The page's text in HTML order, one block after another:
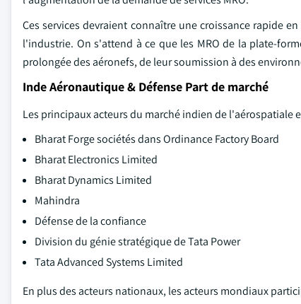
Ces services devraient connaître une croissance rapide
l'industrie. On s'attend à ce que les MRO de la plate-
prolongée des aéronefs, de leur soumission à des
Inde Aéronautique & Défense Part de marché
Les principaux acteurs du marché indien de l'aérospatiale
Bharat Forge sociétés dans Ordinance Factory Board
Bharat Electronics Limited
Bharat Dynamics Limited
Mahindra
Défense de la confiance
Division du génie stratégique de Tata Power
Tata Advanced Systems Limited
En plus des acteurs nationaux, les acteurs mondiaux